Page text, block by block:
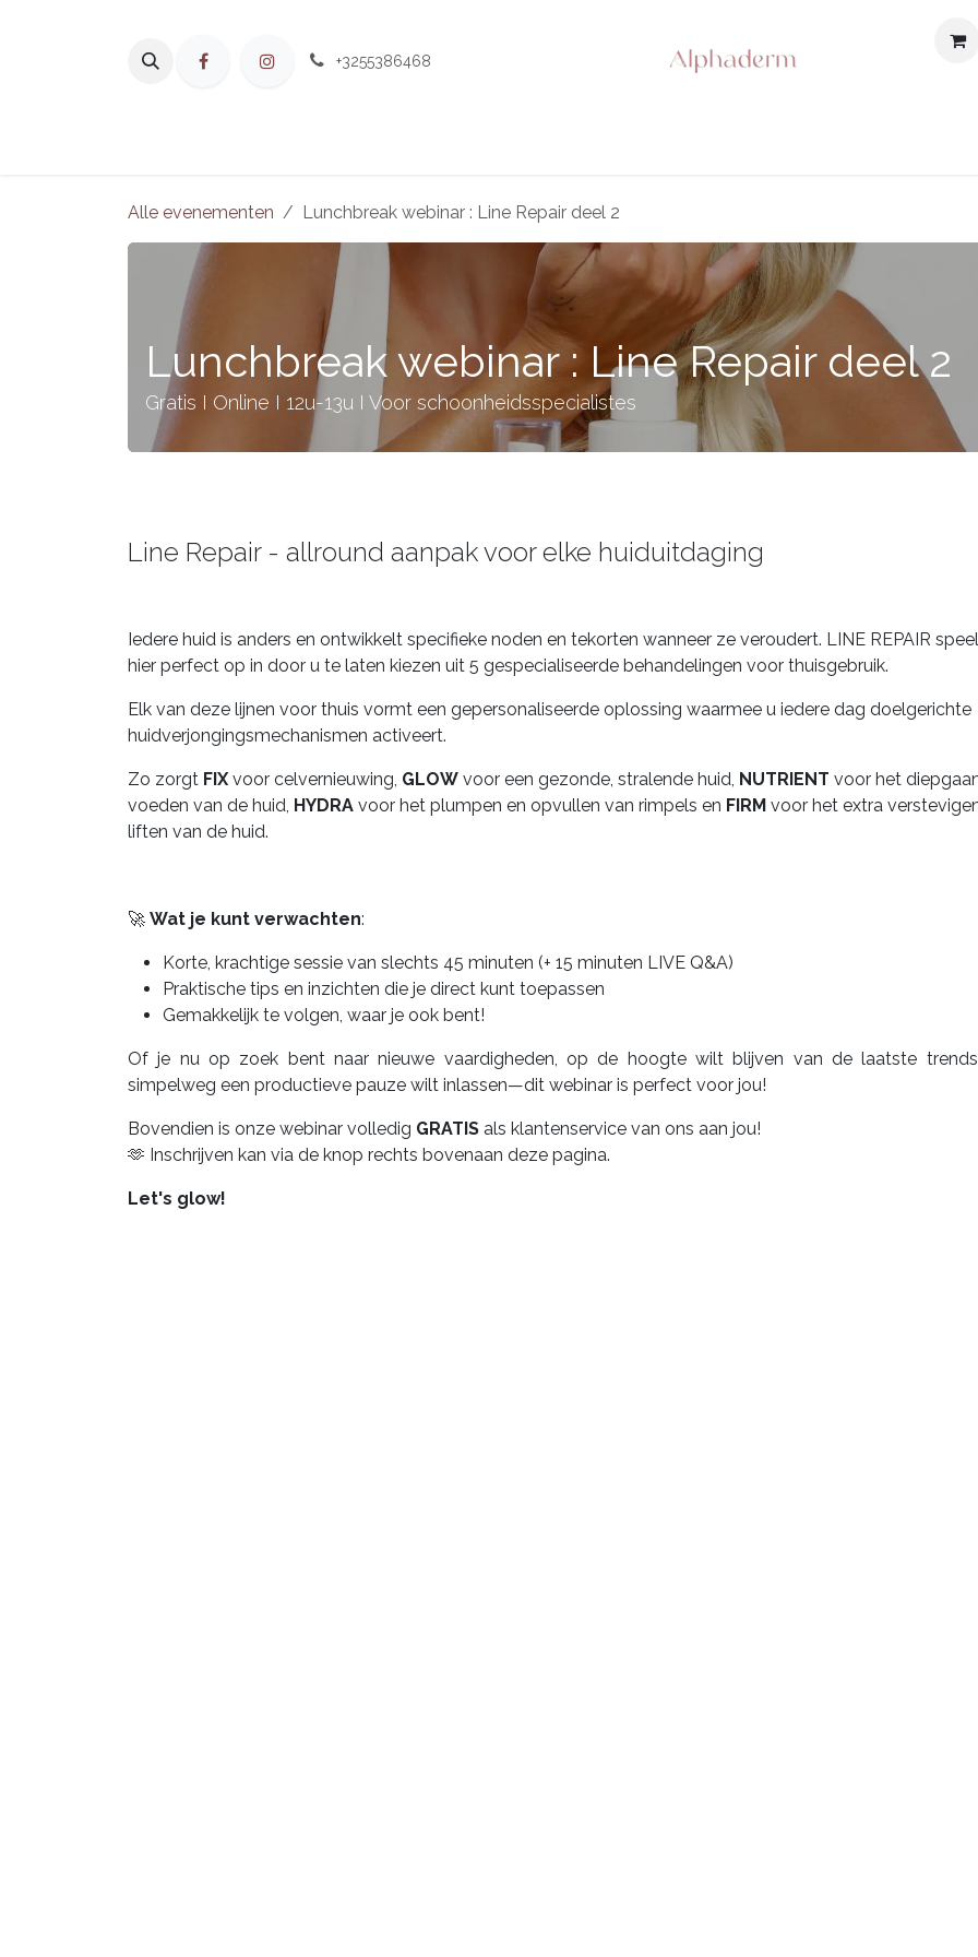
+3255386468
Alle evenementen Lunchbreak webinar : Line Repair deel 2
Lunchbreak webinar : Line Repair deel 2
Gratis I Online I 12u-13u I Voor schoonheidsspecialistes
Line Repair - allround aanpak voor elke huiduitdaging
Iedere huid is anders en ontwikkelt specifieke noden en tekorten wanneer ze veroudert. LINE REPAIR
hier perfect op in door u te laten kiezen uit 5 gespecialiseerde behandelingen voor thuisgebruik.
Elk van deze lijnen voor thuis vormt een gepersonaliseerde oplossing waarmee u iedere dag doelgerichte
huidverjongingsmechanismen activeert.
Zo zorgt FIXvoor celvernieuwing, GLOW voor een gezonde, stralende huid, NUTRIENT voor het
voeden van de huid, HYDRA voor het plumpen en opvullen van rimpels en FIRM voor het extra
liften van de huid.
🚀 Wat je kunt verwachten:
Korte, krachtige sessie van slechts 45 minuten (+ 15 minuten LIVE Q&A)
Praktische tips en inzichten die je direct kunt toepassen
Gemakkelijk te volgen, waar je ook bent!
Of je nu op zoek bent naar nieuwe vaardigheden, op de hoogte wilt blijven van de laatste
simpelweg een productieve pauze wilt inlassen—dit webinar is perfect voor jou!
Bovendien is onze webinar volledig GRATIS als klantenservice van ons aan jou!
🫶 Inschrijven kan via de knop rechts bovenaan deze pagina.
Let's glow!